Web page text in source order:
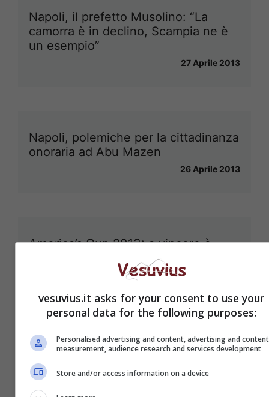
Napoli, il prefetto Musolino: “La
camorra è in declino, Scampia ne è
un esempio”
27 Aprile 2013
Napoli, polemiche per la cittadinanza
onoraria ad Abu Mazen
26 Aprile 2013
America’s Cup 2013: a vincere è
23 Aprile 2013
Napoli, cambia la Ztl del Mare e
quella di piazza Dante e via Duomo
vesuvius.it asks for your consent to use your
personal data for the following purposes:
Personalised advertising and content, advertising and content
measurement, audience research and services development
Store and/or access information on a device